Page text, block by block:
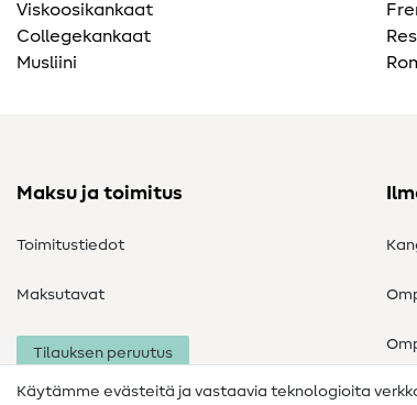
Viskoosikankaat
Collegekankaat
Musliini
Maksu ja toimitus
Toimitustiedot
Maksutavat
Tilauksen peruutus
Käytämme evästeitä ja vastaavia teknologioita